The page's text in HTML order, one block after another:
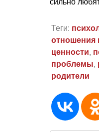
сильно
Теги:
отношения
ценности,
проблемы,
родители